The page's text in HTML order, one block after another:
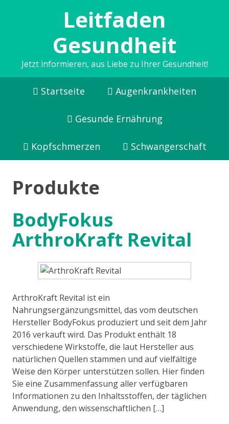
Leitfaden
Gesundheit
Jetzt informieren, aus Liebe zu Ihrer Gesundheit!
Startseite Augenkrankheiten
Gesunde Ernährung
Kopfschmerzen Schwangerschaft
Produkte
BodyFokus
ArthroKraft Revital
ArthroKraft Revital ist ein
Nahrungsergänzungsmittel, das vom deutschen
Hersteller BodyFokus produziert und seit dem Jahr
2016 verkauft wird. Das Produkt enthält 18
verschiedene Wirkstoffe, die laut Hersteller aus
natürlichen Quellen stammen und auf vielfältige
Weise den Körper unterstützen sollen. Hier finden
Sie eine Zusammenfassung aller verfügbaren
Informationen zu den Inhaltsstoffen, der täglichen
Anwendung, den wissenschaftlichen […]